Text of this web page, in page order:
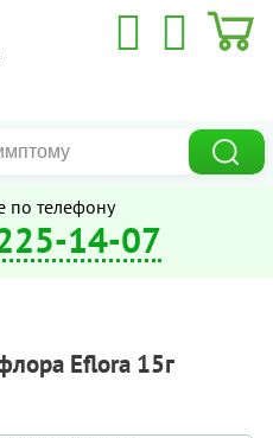
по телефону
14-07
Eflora 15г